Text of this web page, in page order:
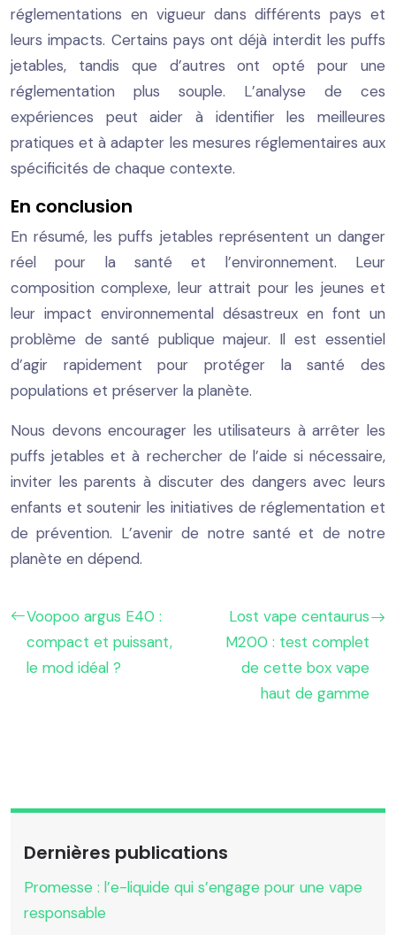
réglementations en vigueur dans différents pays et
leurs impacts. Certains pays ont déjà interdit les puffs
jetables, tandis que d’autres ont opté pour une
réglementation plus souple. L’analyse de ces
expériences peut aider à identifier les meilleures
pratiques et à adapter les mesures réglementaires aux
spécificités de chaque contexte.
En conclusion
En résumé, les puffs jetables représentent un danger
réel pour la santé et l’environnement. Leur
composition complexe, leur attrait pour les jeunes et
leur impact environnemental désastreux en font un
problème de santé publique majeur. Il est essentiel
d’agir rapidement pour protéger la santé des
populations et préserver la planète.
Nous devons encourager les utilisateurs à arrêter les
puffs jetables et à rechercher de l’aide si nécessaire,
inviter les parents à discuter des dangers avec leurs
enfants et soutenir les initiatives de réglementation et
de prévention. L’avenir de notre santé et de notre
planète en dépend.
Voopoo argus E40 :
compact et puissant,
le mod idéal ?
Lost vape centaurus
M200 : test complet
de cette box vape
haut de gamme
Dernières publications
Promesse : l’e-liquide qui s’engage pour une vape
responsable